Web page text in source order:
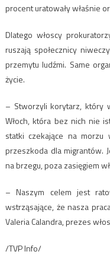
procent uratowały właśnie
Dlatego włoscy
ruszają społecznicy
przemytu ludźmi. Same
życie.
– Stworzyli korytarz, który
Włoch, która bez nich nie
statki czekające na
przeszkoda dla migrantów.
na brzegu, poza zasięgiem
– Naszym celem jest
wstrząsające, że nasza
Valeria Calandra, prezes
/TVP Info/